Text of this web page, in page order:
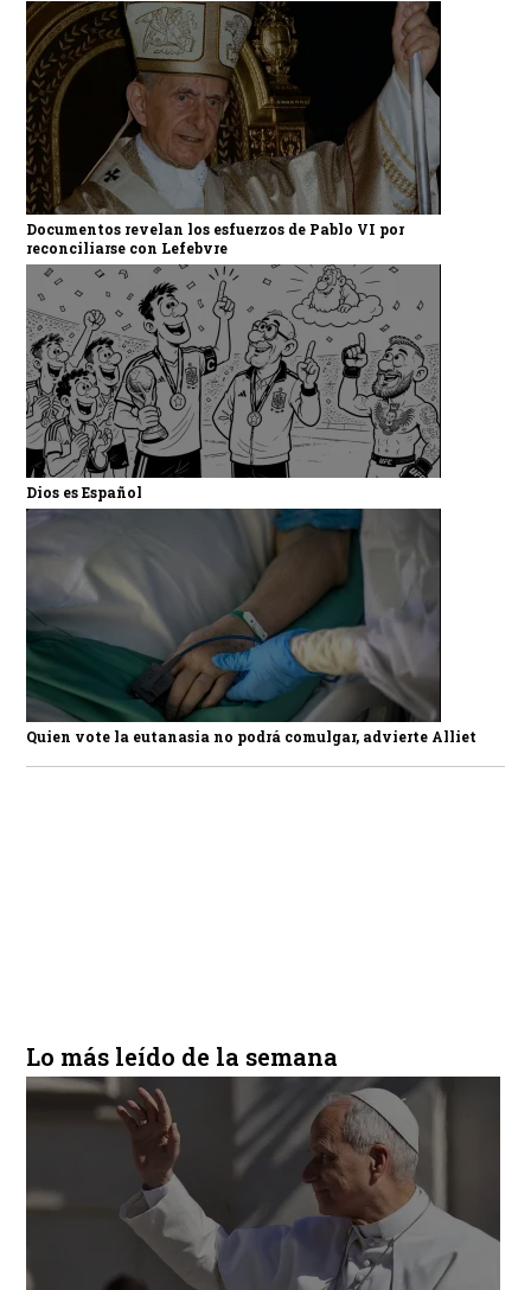
Documentos revelan los esfuerzos de Pablo VI por
reconciliarse con Lefebvre
Dios es Español
Quien vote la eutanasia no podrá comulgar, advierte Alliet
Lo más leído de la semana